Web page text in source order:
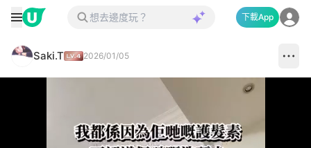
下載App
Saki.T 2026/01/05